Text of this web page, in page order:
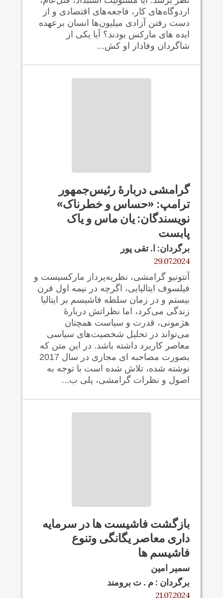
اردوگاه‌های کار، فاجعه‌های اقتصادی و از
دست رفتن آزادی میلیون‌ها انسان برعهده
ایده های مارکس بودند؟ آیا یکی از
شاگردان وفادار او کش...
گرامشی دربارهٔ رئیس‌جمهور
ترامپ: «حساس و خطرناک»
نویسندگان: یان ماس و یاک
پابست
برگردان: ا. تقی پور
29.07.2024
آنتونیو گرامشی، نظریه‌پرداز مارکسیست و
فیلسوف ایتالیایی، اگرچه در نیمه اول قرن
بیستم و در زمان سلطه فاشیسم بر ایتالیا
زندگی می‌کرد، اما نظراتش دربارهٔ
هژمونی، قدرت و سیاست همچنان
می‌تواند در تحلیل شخصیت‌های سیاسی
معاصر کاربرد داشته باشد. در این متن که
بصورت مصاحبه ای مجازی در سال 2017
نوشته شده، تلاش شده است با توجه به
اصول و نظرات گرامشی، پلی ب...
بازگشت فاشیست ها در سرمایه
داری معاصر یگانگی وتنوع
فاشیسم ها
سمیر امین
برگردان : م . ت برومند
21.07.2024